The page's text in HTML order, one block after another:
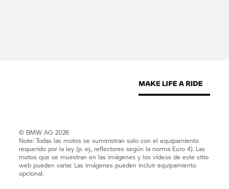
© BMW AG 2026
Note: Todas las motos se suministran solo con el equipamiento
requerido por la ley (p. ej., reflectores según la norma Euro 4). Las
motos que se muestran en las imágenes y los vídeos de este sitio
web pueden variar. Las imágenes pueden incluir equipamiento
opcional.